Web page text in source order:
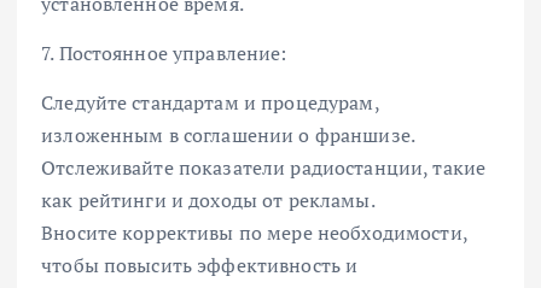
7. Постоянное управление:
Следуйте стандартам и процедурам,
изложенным в соглашении о франшизе.
Отслеживайте показатели радиостанции, такие
как рейтинги и доходы от рекламы.
Вносите коррективы по мере необходимости,
чтобы повысить эффективность и